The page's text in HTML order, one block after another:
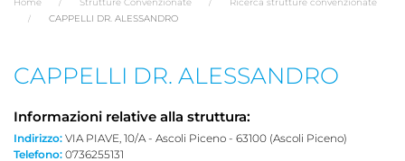
CAPPELLI DR. ALESSANDRO
CAPPELLI DR. ALESSANDRO
Informazioni relative alla struttura:
Indirizzo: VIA PIAVE, 10/A - Ascoli Piceno - 63100 (Ascoli Piceno)
Telefono: 0736255131